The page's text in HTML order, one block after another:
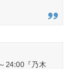
24:00『乃木